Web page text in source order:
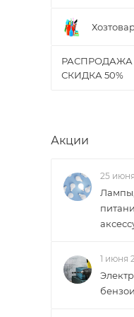
РАСПРОДАЖА
СКИДКА 50%
Акции
25
1 июня